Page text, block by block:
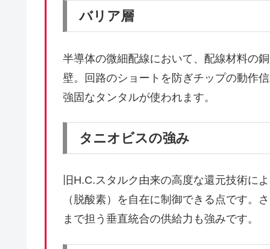
バリア層
半導体の微細配線において、配線材料の
壁。回路のショートを防ぎチップの動作
強固なタンタルが使われます。
タニオビスの強み
旧H.C.スタルク由来の高度な還元技術に
（脱酸素）を自在に制御できる点です。
まで担う垂直統合の供給力も強みです。